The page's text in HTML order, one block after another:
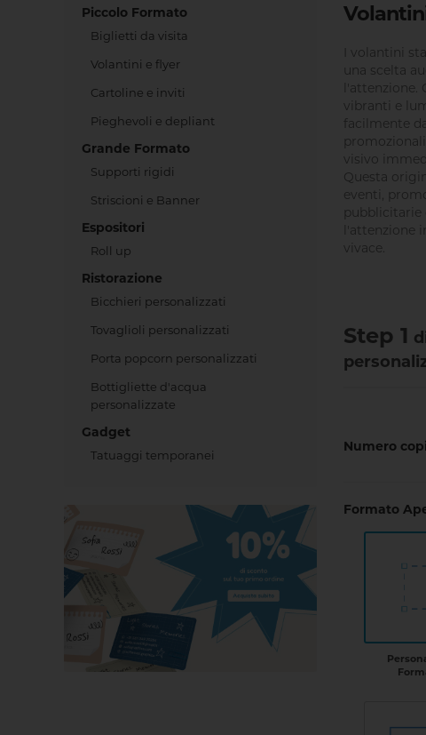
Piccolo Formato
Biglietti da visita
Volantini e flyer
Cartoline e inviti
Pieghevoli e depliant
Grande Formato
Supporti rigidi
Striscioni e Banner
Espositori
Roll up
Ristorazione
Bicchieri personalizzati
Tovaglioli personalizzati
Porta popcorn personalizzati
Bottigliette d'acqua
personalizzate
Gadget
Tatuaggi temporanei
I volantini
una scelta
l'attenzione.
vibranti e
facilmente
visivo
Questa
eventi,
pubblicitarie
l'attenzione
vivace.
Step 1
Numero
Formato